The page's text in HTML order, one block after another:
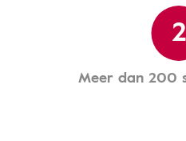
2
Meer dan 200